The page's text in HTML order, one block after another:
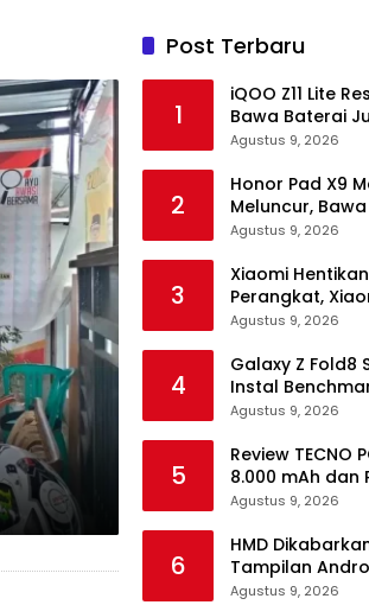
Post Terbaru
1
iQOO Z11 Lite
Bawa Baterai
Agustus 9, 2026
2
Honor Pad X9
Meluncur,
Baterai 10.100
Agustus 9, 2026
3
Xiaomi
Perangkat,
Daftar
Agustus 9, 2026
4
Galaxy Z Fold8
Instal
Agustus 9, 2026
5
Review TECNO
8.000 mAh dan
Masih Mantap di
Agustus 9, 2026
6
HMD
Tampilan
Phone
Agustus 9, 2026